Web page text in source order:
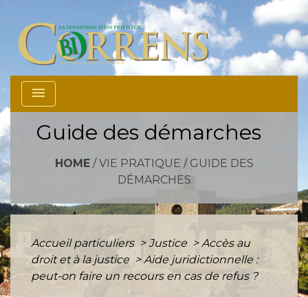
menu
Guide des démarches
HOME/ VIE PRATIQUE / GUIDE DES
DÉMARCHES
Accueil particuliers > Justice > Accès au
droit et à la justice > Aide juridictionnelle :
peut-on faire un recours en cas de refus ?